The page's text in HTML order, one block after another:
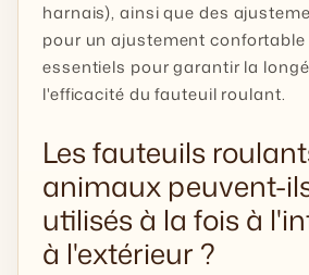
harnais), ainsi que des
pour un ajustement
essentiels pour garantir la
l'efficacité du fauteuil roulant.
Les fauteuils
animaux peuvent-
utilisés à la fois à
à l'extérieur ?